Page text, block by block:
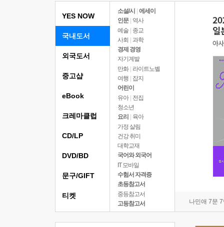
YES NOW
국내도서
소설/시
에세이
인문
역사
예술 | 종교
사회 | 과학
경제 경영
자기계발
만화 | 라이트노벨
여행
잡지
어린이
유아 | 전집
청소년
요리
육아
가정 살림
건강 취미
대학교재
국어와 외국어
IT 모바일
수험서 자격증
초등참고서
중등참고서
고등참고서
나민애 7문
외국도서
중고샵
eBook
크레마클럽
CD/LP
DVD/BD
문구/GIFT
티켓